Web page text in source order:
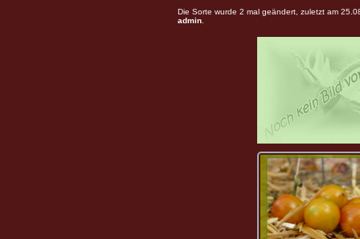
Die Sorte wurde 2 mal geändert, zuletzt am
admin